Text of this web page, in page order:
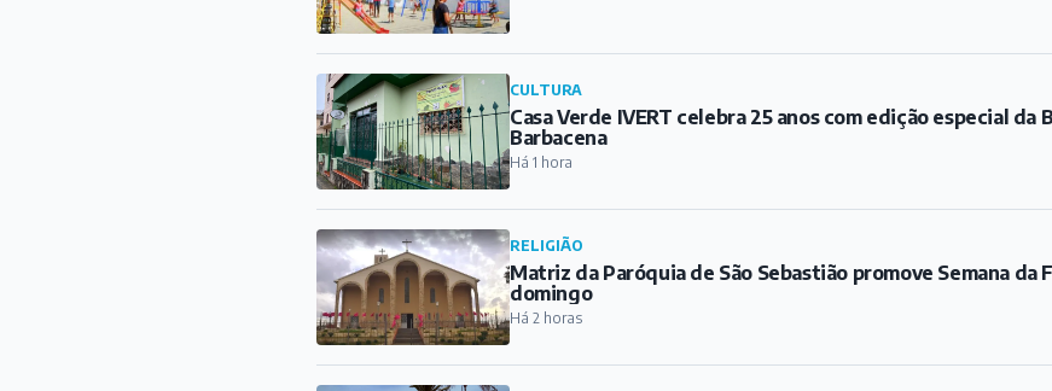
CULTURA
Casa Verde IVERT celebra 25 anos com edição especial da
Barbacena
Há 1 hora
RELIGIÃO
Matriz da Paróquia de São Sebastião promove Semana da
domingo
Há 2 horas